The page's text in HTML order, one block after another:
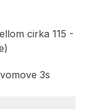
cirka 115 -
3s